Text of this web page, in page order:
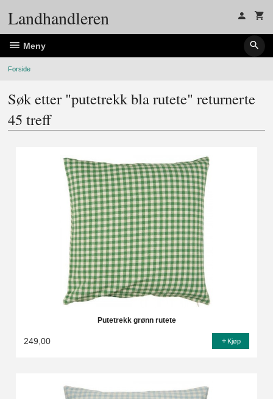
Landhandleren
Meny
Forside
Søk etter "putetrekk bla rutete" returnerte
45 treff
Putetrekk grønn rutete
249,00 Kjøp